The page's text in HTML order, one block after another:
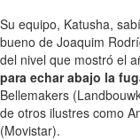
Su equipo, Katusha,
bueno de Joaquim
del nivel que mostró el
para echar abajo la
Bellemakers
de otros ilustres como
(Movistar).